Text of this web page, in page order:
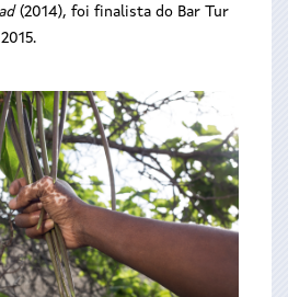
(2014), foi finalista do Bar Tur